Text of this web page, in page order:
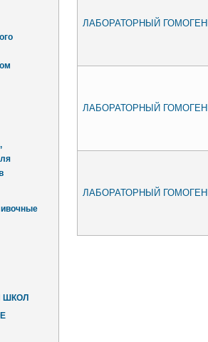
ШКОЛ
ЛАБОРАТОРНЫЙ
ЛАБОРАТОРНЫЙ
ЛАБОРАТОРНЫЙ